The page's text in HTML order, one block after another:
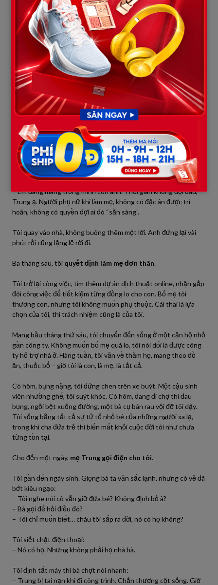
Tôi không ngăn, cũng không mời vào. Chúng tôi đứng ngoài sân,
giữa cái nắng tháng Sáu gay gắt.
– Anh xin lỗi vì không bảo vệ em hôm đó. Mọi chuyện xảy ra
nhanh quá, anh bị kẹt giữa hai bên, không biết phải làm gì.
– Thế nên anh chọn im lặng?
Anh cúi đầu.
Tôi nhìn thẳng vào anh – người đàn ông mà tôi từng yêu thương
đến tận cùng – và hỏi:
– Anh có từng nghĩ sẽ rời khỏi mẹ anh, rời khỏi cái “kế hoạch sự
nghiệp” mà bà ấy sắp sẵn, để sống cùng em và con không?
Anh không trả lời. Một lúc sau mới nói nhỏ:
– Anh cần thời gian.
Tôi bật cười.
– Em đang mang trong mình con anh. Thời gian không đợi đâu,
Trung ạ. Người phụ nữ khi làm mẹ, không có đặc ân được trì
hoãn, không có quyền đợi ai đó “sẵn sàng”.
Tôi quay vào nhà, không buông thêm một lời. Anh đứng lại vài
phút rồi cũng lặng lẽ rời đi.
Ba tháng sau, tôi quyết định làm mẹ đơn thân.
Tôi trở lại công việc, tìm thêm dự án dịch thuật online, nhận gấp
đôi công việc để tiết kiệm từng đồng lo cho con. Bố mẹ tôi
thương con, nhưng tôi không muốn phụ thuộc. Cái thai là lựa
chọn của tôi, thì trách nhiệm cũng là của tôi.
Mang bầu tháng thứ sáu, tôi chuyển đến sống ở một căn hộ nhỏ
gần công ty. Không muốn bố mẹ quá lo, tôi nói dối là được công
ty hỗ trợ nhà ở. Hàng tuần, tôi vẫn về thăm họ, mang theo đồ
ăn, thuốc bổ – giờ tôi là con, là mẹ, là tất cả.
Có hôm, bụng nặng, tôi đứng chen trên xe buýt. Một cậu sinh
viên nhường ghế, tôi suýt khóc. Có hôm, đang đi chợ thì đau
bụng, ngồi bệt xuống đường, một bà cụ bán rau vội đỡ tôi dậy.
Tôi sống bằng tất cả sự tử tế nhỏ bé của những người xa lạ,
trong khi cha đứa trẻ thì biến mất khỏi cuộc đời tôi như chưa
từng tồn tại.
Cho đến một ngày, mẹ Trung gọi điện cho tôi.
Tôi gần đến ngày sinh. Giọng bà ta vẫn sắc lạnh, nhưng có vẻ đã
bớt kiêu ngạo:
– Tôi nghe nói cô vẫn giữ đứa bé? Không định bỏ à?
– Bà gọi để hỏi điều đó?
– Tôi chỉ muốn biết… cháu tôi sắp ra đời, nó có họ không?
Tôi siết chặt điện thoại:
– Nó có họ. Nhưng không phải họ nhà bà.
Tôi định tắt máy thì bà chợt nói nhanh:
– Trung bị tai nạn khi đi công trình. Chấn thương cột sống. Giờ